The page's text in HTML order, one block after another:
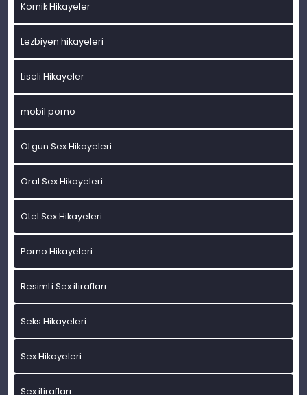
Komik Hikayeler
Lezbiyen hikayeleri
Liseli Hikayeler
mobil porno
OLgun Sex Hikayeleri
Oral Sex Hikayeleri
Otel Sex Hikayeleri
Porno Hikayeleri
ResimLi Sex itirafları
Seks Hikayeleri
Sex Hikayeleri
Sex itirafları